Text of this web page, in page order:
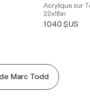
Acrylique sur
22x18in
1 040 $US
Marc Todd